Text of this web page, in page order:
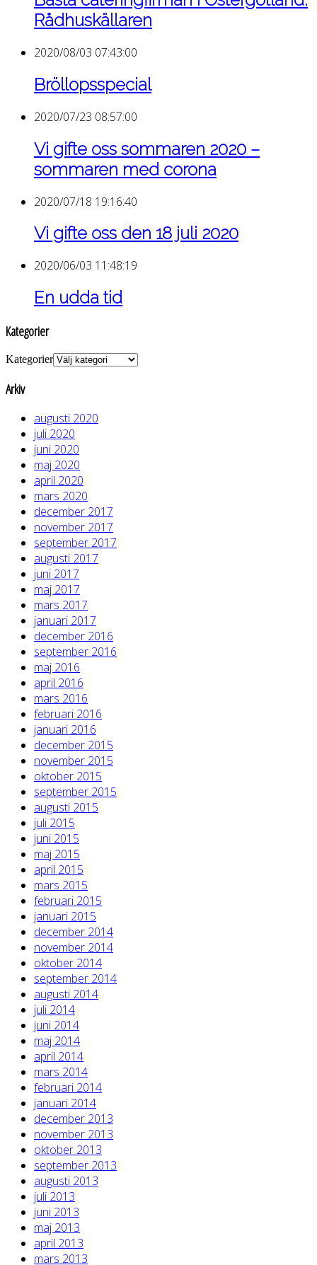
Rådhuskällaren
2020/08/03 07:43:00
Bröllopsspecial
2020/07/23 08:57:00
Vi gifte oss sommaren 2020 –
sommaren med corona
2020/07/18 19:16:40
Vi gifte oss den 18 juli 2020
2020/06/03 11:48:19
En udda tid
Kategorier
Kategorier
Arkiv
augusti 2020
juli 2020
juni 2020
maj 2020
april 2020
mars 2020
december 2017
november 2017
september 2017
augusti 2017
juni 2017
maj 2017
mars 2017
januari 2017
december 2016
september 2016
maj 2016
april 2016
mars 2016
februari 2016
januari 2016
december 2015
november 2015
oktober 2015
september 2015
augusti 2015
juli 2015
juni 2015
maj 2015
april 2015
mars 2015
februari 2015
januari 2015
december 2014
november 2014
oktober 2014
september 2014
augusti 2014
juli 2014
juni 2014
maj 2014
april 2014
mars 2014
februari 2014
januari 2014
december 2013
november 2013
oktober 2013
september 2013
augusti 2013
juli 2013
juni 2013
maj 2013
april 2013
mars 2013